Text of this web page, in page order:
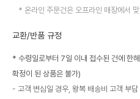
온라인 주문건은 오프라인 매장에서
교환/반품 규정
* 수령일로부터 7일 이내 접수된 건에 한
확정이 된 상품은 불가)
고객 변심일 경우, 왕복 배송비 고객 부담